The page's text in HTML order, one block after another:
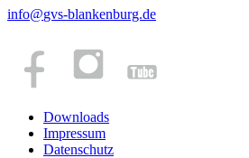
info@gvs-blankenburg.de
Downloads
Impressum
Datenschutz